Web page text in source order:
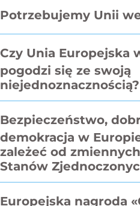
Potrzebujemy Unii
Czy Unia Europejska
pogodzi się ze swoją
niejednoznacznością?
Bezpieczeństwo,
demokracja w
zależeć od
Stanów
Europejska nagroda